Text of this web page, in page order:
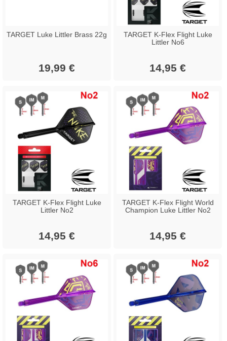
TARGET Luke Littler Brass 22g
19,99 €
TARGET K-Flex Flight Luke
Littler No6
14,95 €
TARGET K-Flex Flight Luke
Littler No2
14,95 €
TARGET K-Flex Flight World
Champion Luke Littler No2
14,95 €